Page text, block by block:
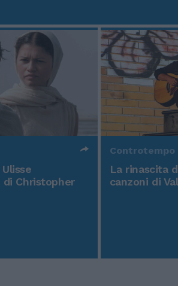
di Christopher
Controtempo
La rinascita
canzoni di